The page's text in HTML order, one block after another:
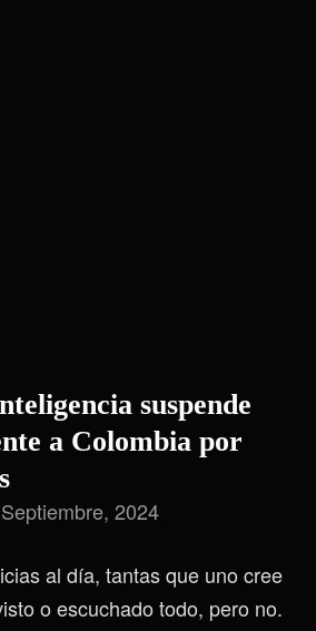
suspende
a Colombia por
2024
al día, tantas que uno cree
o escuchado todo, pero no.